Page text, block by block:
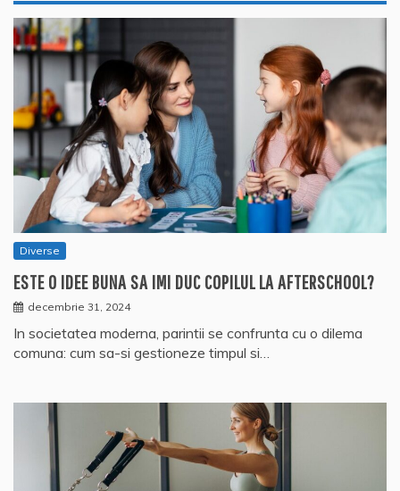
Diverse
ESTE O IDEE BUNA SA IMI DUC COPILUL LA AFTERSCHOOL?
decembrie 31, 2024
In societatea moderna, parintii se confrunta cu o dilema
comuna: cum sa-si gestioneze timpul si…